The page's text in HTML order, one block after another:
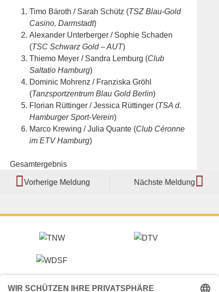
Timo Bäroth / Sarah Schütz (TSZ Blau-Gold
Casino, Darmstadt)
Alexander Unterberger / Sophie Schaden
(TSC Schwarz Gold – AUT)
Thiemo Meyer / Sandra Lemburg (Club
Saltatio Hamburg)
Dominic Mohrenz / Franziska Gröhl
(Tanzsportzentrum Blau Gold Berlin)
Florian Rüttinger / Jessica Rüttinger (TSA d.
Hamburger Sport-Verein)
Marco Krewing / Julia Quante (Club Céronne
im ETV Hamburg)
Gesamtergebnis
Vorherige Meldung Nächste Meldung